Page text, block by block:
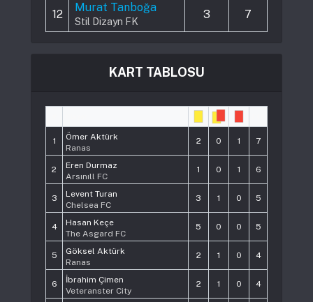
12
Murat Tanboğa
Stil Dizayn FK
3 7
KART TABLOSU
1
Ömer Aktürk
Ranas
2 0 1 7
2
Eren Durmaz
Arsınıll FC
1 0 1 6
3
Levent Turan
Chelsea FC
3 1 0 5
4
Hasan Keçe
The Asgard FC
5 0 0 5
5
Göksel Aktürk
Ranas
2 1 0 4
6
İbrahim Çimen
Veteranster City
2 1 0 4